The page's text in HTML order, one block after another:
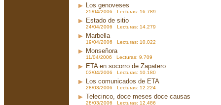
Los genoveses
25/04/2006 Lecturas: 16.789
Estado de sitio
24/04/2006 Lecturas: 14.279
Marbella
19/04/2006 Lecturas: 10.022
Monseñora
11/04/2006 Lecturas: 9.709
ETA en socorro de Zapatero
03/04/2006 Lecturas: 10.180
Los comunicados de ETA
28/03/2006 Lecturas: 12.224
Telecinco, doce meses doce causas
28/03/2006 Lecturas: 12.486